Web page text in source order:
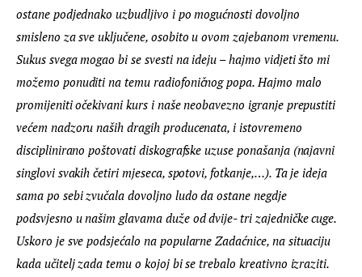
ostane podjednako uzbudljivo i po mogućnosti dovoljno
smisleno za sve uključene, osobito u ovom zajebanom vremenu.
Sukus svega mogao bi se svesti na ideju – hajmo vidjeti što mi
možemo ponuditi na temu radiofoničnog popa. Hajmo malo
promijeniti očekivani kurs i naše neobavezno igranje prepustiti
većem nadzoru naših dragih producenata, i istovremeno
disciplinirano poštovati diskografske uzuse ponašanja (najavni
singlovi svakih četiri mjeseca, spotovi, fotkanje,…). Ta je ideja
sama po sebi zvučala dovoljno ludo da ostane negdje
podsvjesno u našim glavama duže od dvije- tri zajedničke cuge.
Uskoro je sve podsjećalo na popularne Zadaćnice, na situaciju
kada učitelj zada temu o kojoj bi se trebalo kreativno izraziti.